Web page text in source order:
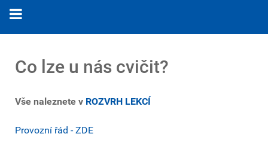
Co lze u nás cvičit?
Vše naleznete v ROZVRH LEKCÍ
Provozní řád - ZDE